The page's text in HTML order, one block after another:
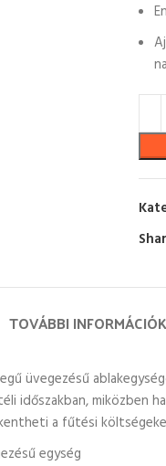
TOVÁBBI INFORMÁCIÓK
üvegezésű
miközben
a fűtési
egység